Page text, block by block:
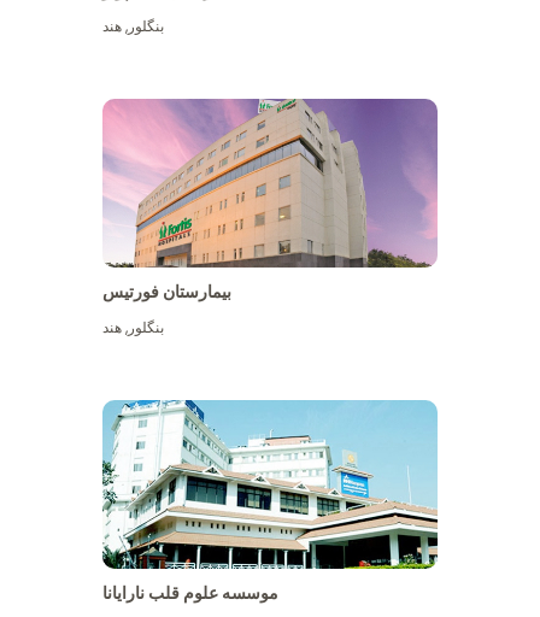
بنگلور,هند
بیمارستان فورتیس
بنگلور,هند
موسسه علوم قلب نارایانا